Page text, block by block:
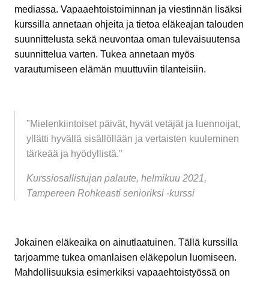
mediassa. Vapaaehtoistoiminnan ja viestinnän lisäksi
kurssilla annetaan ohjeita ja tietoa eläkeajan talouden
suunnittelusta sekä neuvontaa oman tulevaisuutensa
suunnittelua varten. Tukea annetaan myös
varautumiseen elämän muuttuviin tilanteisiin.
"Mielenkiintoiset päivät, hyvät vetäjät ja luennoijat,
yllätti hyvällä sisällöllään ja vertaisten kuuleminen
tärkeää ja hyödyllistä."
Kurssiosallistujan palaute, helmikuu 2021,
Tampereen Rohkeasti senioriksi -kurssi
Jokainen eläkeaika on ainutlaatuinen. Tällä kurssilla
tarjoamme tukea omanlaisen eläkepolun luomiseen.
Mahdollisuuksia esimerkiksi vapaaehtoistyössä on